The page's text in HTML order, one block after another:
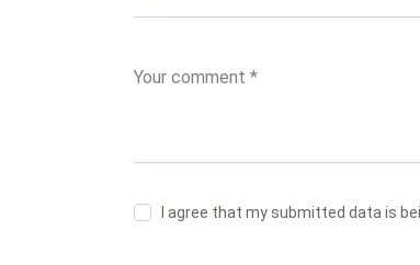
I agree that my submitted data is